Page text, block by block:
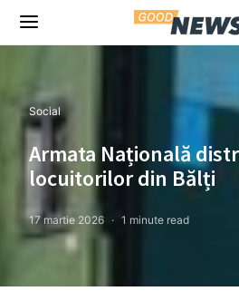
Social
Armata Națională
locuitorilor din Bălți
17 martie 2026 1 minute read